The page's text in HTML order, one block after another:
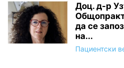
Доц. д-р
да се
на...
Пациентски